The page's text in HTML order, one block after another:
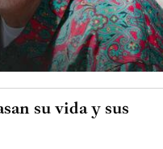
su vida y sus